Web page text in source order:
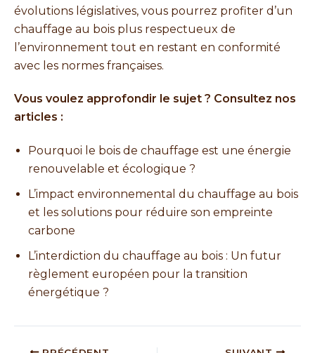
évolutions législatives, vous pourrez profiter d’un
chauffage au bois plus respectueux de
l’environnement tout en restant en conformité
avec les normes françaises.
Vous voulez approfondir le sujet ? Consultez nos
articles :
Pourquoi le bois de chauffage est une énergie
renouvelable et écologique ?
L’impact environnemental du chauffage au bois
et les solutions pour réduire son empreinte
carbone
L’interdiction du chauffage au bois : Un futur
règlement européen pour la transition
énergétique ?